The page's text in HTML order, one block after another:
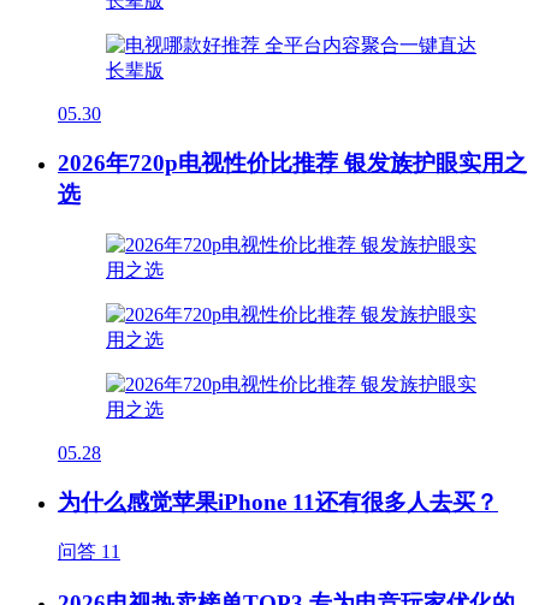
05.30
2026年720p电视性价比推荐 银发族护眼实用之
选
05.28
为什么感觉苹果iPhone 11还有很多人去买？
问答 11